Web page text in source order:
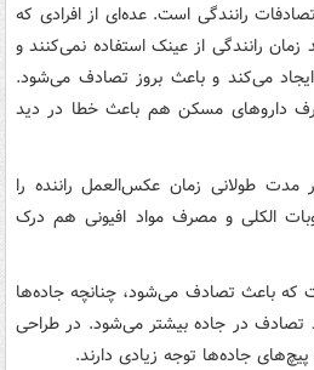
رانندگی است. عده‌ای از افرادی که
زمان رانندگی از عینک استفاده نمی‌کنند و
می‌کند و باعث بروز تصادف می‌شود.
داروهای مسکن هم باعث خطا در دید
طولانی زمان عکس‌العمل راننده را
الکلی و مصرف مواد افیونی هم درک
که باعث تصادف می‌شود، چنانچه جاده‌ها
تصادف در جاده بیشتر می‌شود. در طراحی
جاده‌ها توجه زیادی دارند.